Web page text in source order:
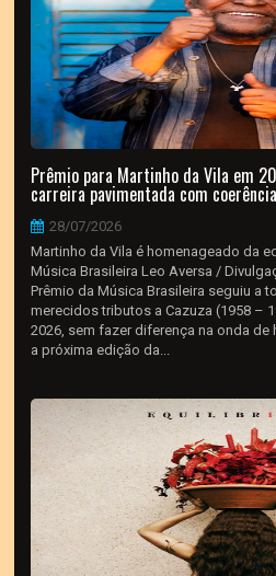
Prêmio para Martinho da Vila em
carreira pavimentada com
28/07/2026
Martinho da Vila é homenageado da
Música Brasileira Leo Aversa /
Prêmio da Música Brasileira seguiu a
merecidos tributos a Cazuza (1958 –
2026, sem fazer diferença na onda de
a próxima edição da...